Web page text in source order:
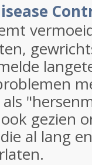
gezien
al lang